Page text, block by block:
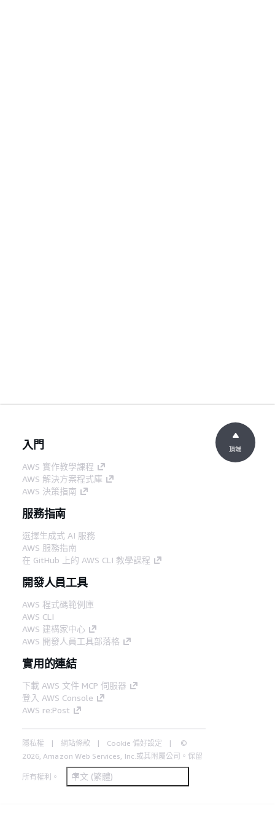
入門
AWS 實作教學課程
AWS 解決方案程式庫
AWS 決策指南
服務指南
選擇生成式 AI 服務
AWS 服務指南
在 GitHub 上的 AWS CLI 教學課程
開發人員工具
AWS 程式碼範例庫
AWS CLI
AWS 建構家中心
AWS 開發人員工具部落格
實用的連結
下載 AWS 文件 MCP 伺服器
登入 AWS Console
AWS re:Post
隱私權 網站條款 Cookie 偏好設定
©
2026, Amazon Web Services, Inc.或其附屬公司。保留
所有權利。 中文 (繁體)
頂端